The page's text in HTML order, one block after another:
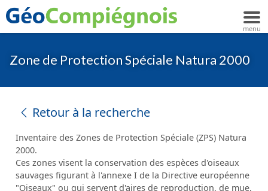
Zone de Protection Spéciale Natura 2000
Retour à la recherche
Inventaire des Zones de Protection Spéciale (ZPS) Natura
2000.
Ces zones visent la conservation des espèces d'oiseaux
sauvages figurant à l'annexe I de la Directive européenne
"Oiseaux" ou qui servent d'aires de reproduction, de mue,